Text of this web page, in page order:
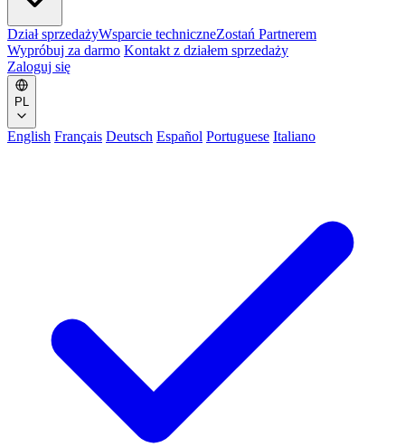
Dział sprzedażyWsparcie techniczneZostań Partnerem
Wypróbuj za darmo Kontakt z działem sprzedaży
Zaloguj się
PL
English Français Deutsch Español Portuguese Italiano